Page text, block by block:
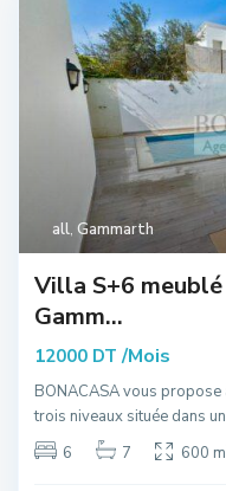
all, Gammarth
Villa S+6
Gamm...
12000 DT /Mois
BONACASA vous
trois niveaux située dans
6
7 600 m